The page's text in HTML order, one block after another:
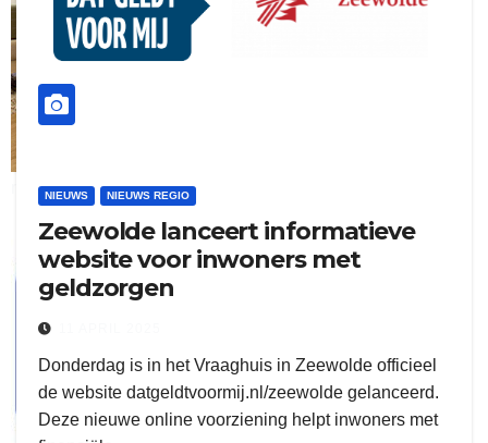
ruitengaparket
NIEUWS NIEUWS REGIO
Zeewolde lanceert informatieve
website voor inwoners met
geldzorgen
Donderdag is in het Vraaghuis in Zeewolde officieel
de website datgeldtvoormij.nl/zeewolde gelanceerd.
Deze nieuwe online voorziening helpt inwoners met